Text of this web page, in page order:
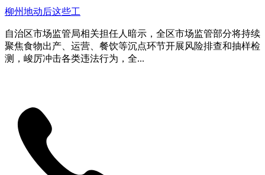
柳州地动后这些工
自治区市场监管局相关担任人暗示，全区市场监管部分将持续
聚焦食物出产、运营、餐饮等沉点环节开展风险排查和抽样检
测，峻厉冲击各类违法行为，全...